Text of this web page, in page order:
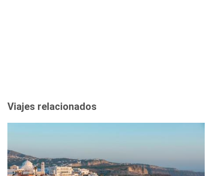
Viajes relacionados